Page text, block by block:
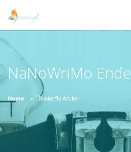
NaNoWriMo Ende
Home Bookerfly Artikel